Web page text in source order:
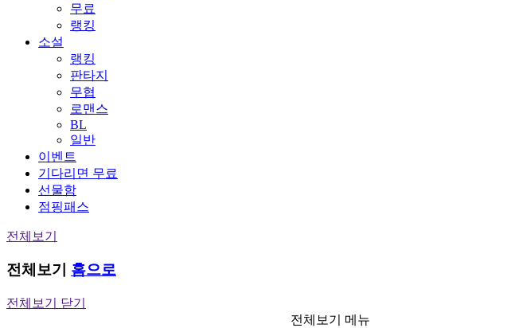
무료
랭킹
소설
랭킹
판타지
무협
로맨스
BL
일반
이벤트
기다리면 무료
선물함
점핑패스
전체보기
전체보기 홈으로
전체보기 닫기
전체보기 메뉴